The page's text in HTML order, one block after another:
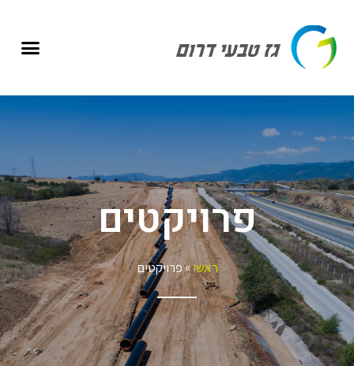
פרויקטים
ראשי»פרויקטים